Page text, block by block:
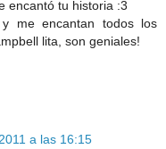
encantó tu historia :3
me encantan todos los
lita, son geniales!
a las 16:15